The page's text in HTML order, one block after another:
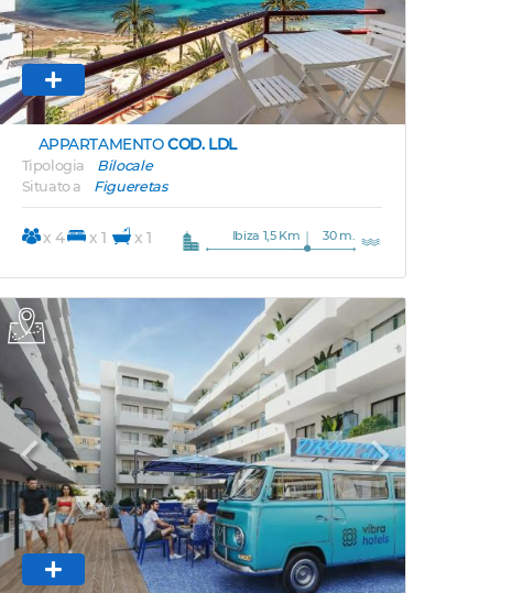
APPARTAMENTOCOD. LDL
Tipologia
Bilocale
Situato a
Figueretas
x 4 x 1 x 1 Ibiza 1,5 Km 30 m.
Previous Next